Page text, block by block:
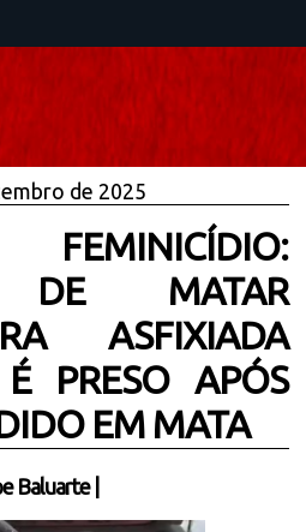
de 2025
FEMINICÍDIO:
DE MATAR
ASFIXIADA
PRESO APÓS
EM MATA
Baluarte